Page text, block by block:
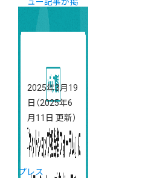
ュー記事が掲
載されました
2025年3月19
日 （2025年6
月11日 更新）
プレス